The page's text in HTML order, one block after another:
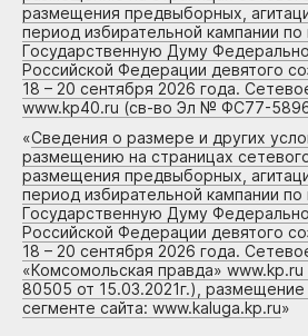
размещения предвыборных,
период избирательной кампании
Государственную Думу
Российской Федерации девятого
18 – 20 сентября 2026 года.
www.kp40.ru (св-во Эл № ФС77-
«Сведения о размере и других
размещению на страницах
размещения предвыборных,
период избирательной кампании
Государственную Думу
Российской Федерации девятого
18 – 20 сентября 2026 года.
«Комсомольская правда»
80505 от 15.03.2021г.),
сегменте сайта: www.kaluga.kp.ru»